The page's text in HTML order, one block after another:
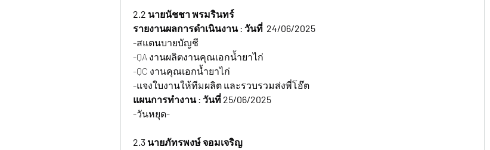
2.2 นายนัชชา พรมรินทร์
รายงานผลการดำเนินงาน : วันที่  24/06/2025
-สแตนบายบัญชี
-QA งานผลิตงานคุณเอกน้ำยาไก่
-QC งานคุณเอกน้ำยาไก่
-แจงใบงานให้ทีมผลิต และรวบรวมส่งพี่โอ๊ต
แผนการทำงาน : วันที่ 25/06/2025
-วันหยุด-
2.3 นายภัทรพงษ์ จอมเจริญ